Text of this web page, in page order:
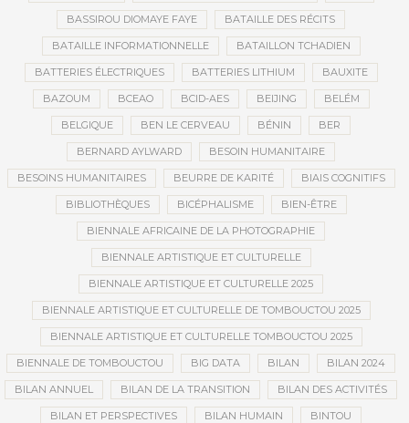
BASSIROU DIOMAYE FAYE BATAILLE DES RÉCITS
BATAILLE INFORMATIONNELLE BATAILLON TCHADIEN
BATTERIES ÉLECTRIQUES BATTERIES LITHIUM BAUXITE
BAZOUM BCEAO BCID-AES BEIJING BELÉM
BELGIQUE BEN LE CERVEAU BÉNIN BER
BERNARD AYLWARD BESOIN HUMANITAIRE
BESOINS HUMANITAIRES BEURRE DE KARITÉ BIAIS COGNITIFS
BIBLIOTHÈQUES BICÉPHALISME BIEN-ÊTRE
BIENNALE AFRICAINE DE LA PHOTOGRAPHIE
BIENNALE ARTISTIQUE ET CULTURELLE
BIENNALE ARTISTIQUE ET CULTURELLE 2025
BIENNALE ARTISTIQUE ET CULTURELLE DE TOMBOUCTOU 2025
BIENNALE ARTISTIQUE ET CULTURELLE TOMBOUCTOU 2025
BIENNALE DE TOMBOUCTOU BIG DATA BILAN BILAN 2024
BILAN ANNUEL BILAN DE LA TRANSITION BILAN DES ACTIVITÉS
BILAN ET PERSPECTIVES BILAN HUMAIN BINTOU